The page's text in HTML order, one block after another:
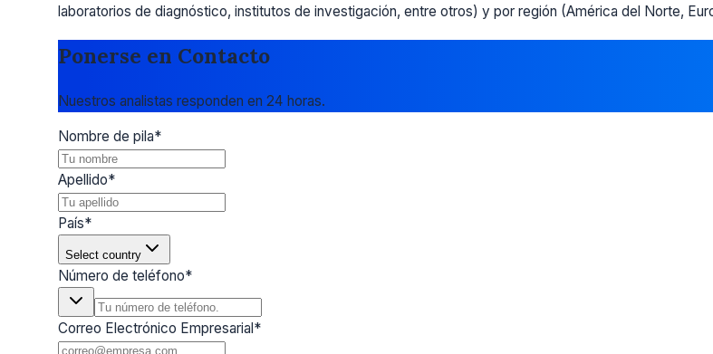
laboratorios de diagnóstico, institutos de investigación, entre otros) y por región (América del Norte,
Ponerse en Contacto
Nuestros analistas responden en 24 horas.
Nombre de pila*
Apellido*
País*
Select country
Número de teléfono*
Correo Electrónico Empresarial*